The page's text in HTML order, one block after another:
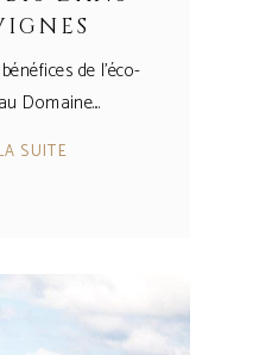
de l'éco-
Domaine.
SUITE